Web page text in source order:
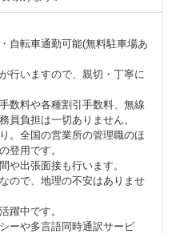
自転車通勤可能(無料駐車場あ
行いますので、親切・丁寧に
数料や各種割引手数料、無線
員負担は一切ありません。
。全国の営業所の管理職のほ
登用です。
や出張面接も行います。
ので、地理の不安はありませ
躍中です。
ーや多言語同時通訳サービ